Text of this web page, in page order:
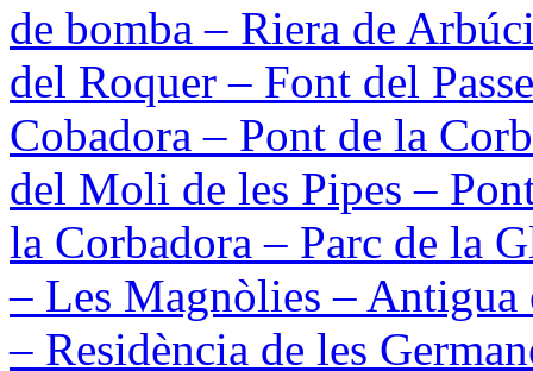
de bomba – Riera de
del Roquer – Font del
Cobadora – Pont de la
del Moli de les Pipes –
la Corbadora – Parc de la
– Les Magnòlies – Antigua
– Residència de les